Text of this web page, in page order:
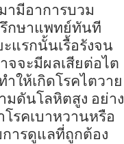
มีอาการบวม
กษาแพทย์ทันที
แรกนั้นเรื้อรังจน
จจะมีผลเสียต่อไต
ให้เกิดโรคไตวาย
มดันโลหิตสูง อย่าง
รคเบาหวานหรือ
ารดูแลที่ถูกต้อง